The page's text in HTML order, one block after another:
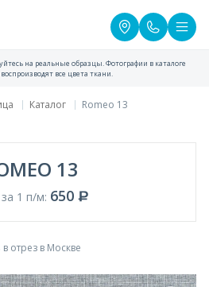
на реальные образцы. Фотографии в каталоге
все цвета ткани.
Каталог Romeo 13
13
1 п/м: 650
в отрез в Москве